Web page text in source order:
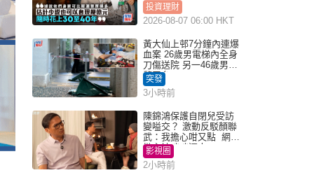
投資理財
2026-08-07 06:00 HKT
黃大仙上邨7分鐘內連爆
血案 26歲男電梯內全身
刀傷送院 另一46歲男倒
斃平台
突發
3小時前
陳錦鴻保護自閉兒受訪
變嗌交？ 激動反駁顏聯
武：我擔心咁又點 網民
批主持咄咄逼人
影視圈
2小時前